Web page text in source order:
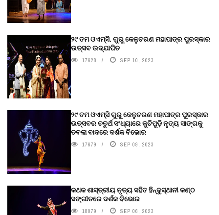
୨୯ ତମ ଓଏମ୍‌ସି. ଗୁରୁ କେଳୁଚରଣ ମହାପାତ୍ର ପୁରସ୍କାର
ଉତ୍ସବ ଉଦ୍‍ଯାପିତ
17628 SEP 10, 2023
୨୯ ତମ ଓଏମ୍‌ସି ଗୁରୁ କେଳୁଚରଣ ମହାପାତ୍ର ପୁରସ୍କାର
ଉତ୍ସବର ଚତୁର୍ଥ ସଂଧ୍ୟାରେ କୁଚିପୁଡ଼ି ନୃତ୍ୟ ସାଙ୍ଗକୁ
ତବଲା ବାଦରେ ଦର୍ଶକ ବିଭୋର
17679 SEP 09, 2023
କଥକ ଶାସ୍ତ୍ରୀୟ ନୃତ୍ୟ ସହିତ ହିନ୍ଦୁସ୍ଥାନୀ କଣ୍ଠ
ସଙ୍ଗୀତରେ ଦର୍ଶକ ବିଭୋର
18079 SEP 06, 2023